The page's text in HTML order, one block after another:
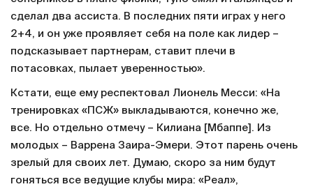
сделал два ассиста. В последних пяти играх у него
2+4, и он уже проявляет себя на поле как лидер –
подсказывает партнерам, ставит плечи в
потасовках, пылает уверенностью».
Кстати, еще ему респектовал Лионель Месси: «На
тренировках «ПСЖ» выкладываются, конечно же,
все. Но отдельно отмечу – Килиана [Мбаппе]. Из
молодых – Варрена Заира-Эмери. Этот парень очень
зрелый для своих лет. Думаю, скоро за ним будут
гоняться все ведущие клубы мира: «Реал»,